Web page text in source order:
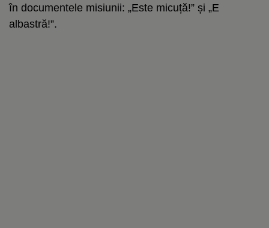
în documentele misiunii: „Este micuță!” și „E
albastră!”.